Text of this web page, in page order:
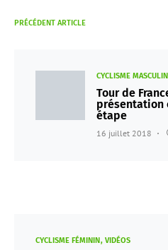
PRÉCÉDENT ARTICLE
CYCLISME MASCULIN
Tour de
présentation
étape
16 juillet 2018
CYCLISME FÉMININ VIDÉOS